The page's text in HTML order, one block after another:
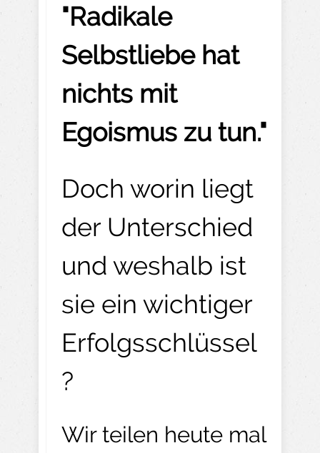
"Radikale
Selbstliebe hat
nichts mit
Egoismus zu tun."
Doch worin liegt
der Unterschied
und weshalb ist
sie ein wichtiger
Erfolgsschlüssel
?
Wir teilen heute mal